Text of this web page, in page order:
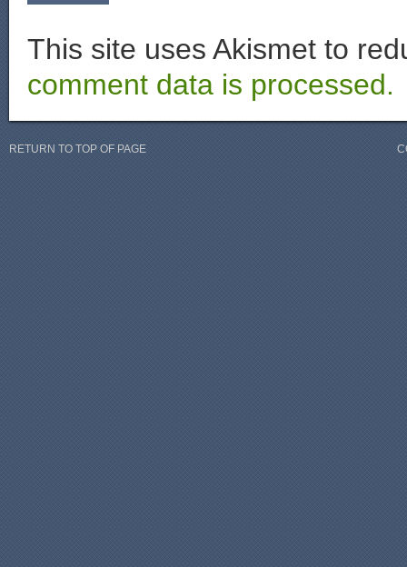
This site uses Akismet to
comment data is processed.
RETURN TO TOP OF PAGE